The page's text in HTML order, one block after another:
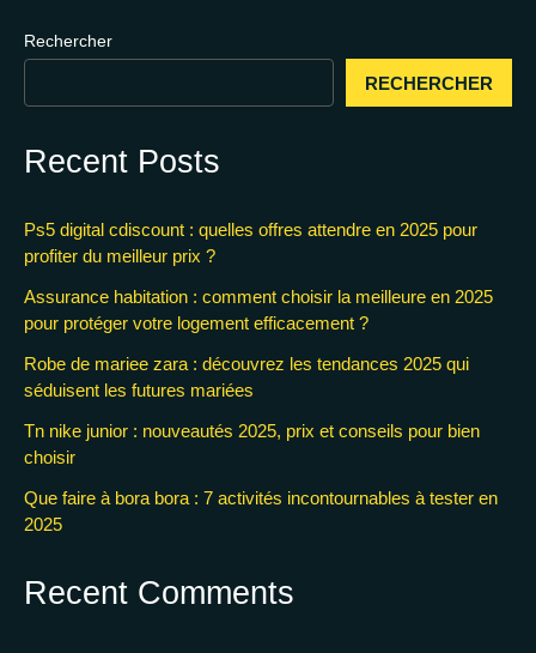
Rechercher
RECHERCHER
Recent Posts
Ps5 digital cdiscount : quelles offres attendre en 2025 pour
profiter du meilleur prix ?
Assurance habitation : comment choisir la meilleure en 2025
pour protéger votre logement efficacement ?
Robe de mariee zara : découvrez les tendances 2025 qui
séduisent les futures mariées
Tn nike junior : nouveautés 2025, prix et conseils pour bien
choisir
Que faire à bora bora : 7 activités incontournables à tester en
2025
Recent Comments